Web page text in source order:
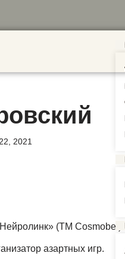
2021
(ТМ Cosmobet).
азартных игр.